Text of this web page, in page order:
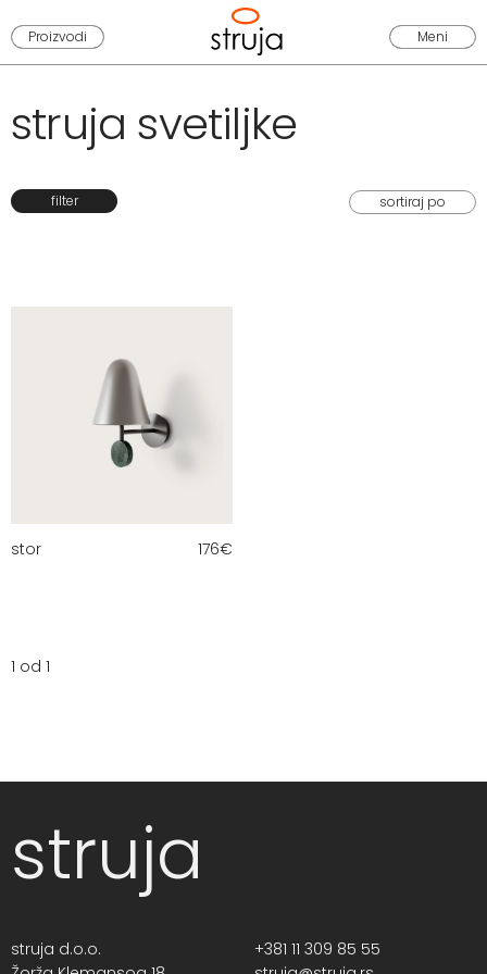
Proizvodi Meni
struja svetiljke
filter
stor 176€
1 od 1
struja
struja d.o.o.
+381 11 309 85 55